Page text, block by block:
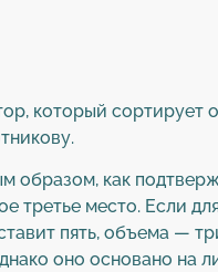
который сортирует
образом, как
третье место. Если
пять, объема —
оно основано на